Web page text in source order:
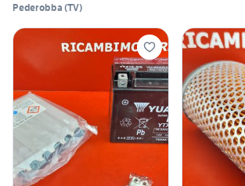
Pederobba (TV)